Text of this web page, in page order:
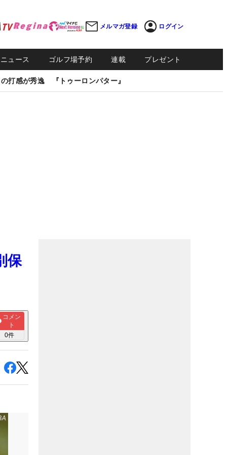
メルマガ登録 ログイン
ュース ゴルフ場予約 連載 プレゼント
打感が秀逸 『トゥーロンパター』
保
コメン
ト
0件